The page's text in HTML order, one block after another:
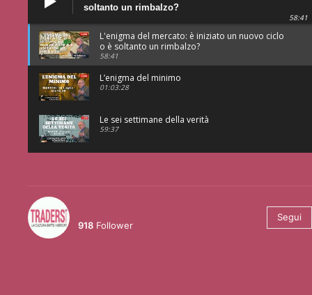
soltanto un rimbalzo?
58:41
L'enigma del mercato: è iniziato un nuovo ciclo
o è soltanto un rimbalzo?
58:41
L’enigma del minimo
01:03:28
Le sei settimane della verità
59:37
918 Follower
Segui